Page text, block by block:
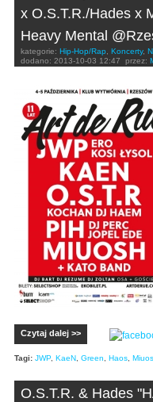
x O.S.T.R./Hades x
Heavy Mental
kategorie: Hip-Hop/Rap Koncerty,
dodano: 2013-10-03 12:47 przez:
Czytaj dalej >>
Tagi: JWP, KaeN Green Haos
O.S.T.R. & Hades